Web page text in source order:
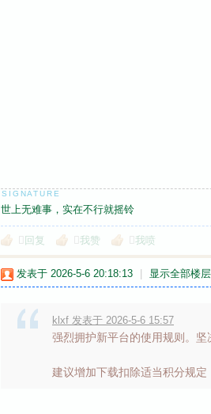
世上无难事，实在不行就摇铃
回复 我赞 我喷
发表于 2026-5-6 20:18:13 显示全部楼层
klxf 发表于 2026-5-6 15:57
强烈拥护新平台的使用规则。
建议增加下载扣除适当积分规